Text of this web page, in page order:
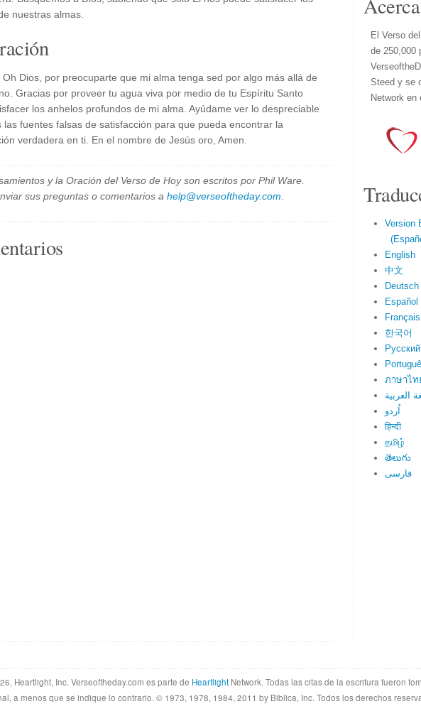
nuestras almas.
Oh Dios, por preocuparte que mi alma tenga sed por algo más allá de
Gracias por proveer tu agua viva por medio de tu Espíritu Santo
los anhelos profundos de mi alma. Ayúdame ver lo despreciable
las fuentes falsas de satisfacción para que pueda encontrar la
verdadera en ti. En el nombre de Jesús oro, Amen.
y la Oración del Verso de Hoy son escritos por Phil Ware.
sus preguntas o comentarios a help@verseoftheday.com
El Verso
de 250,000
Steed y se
Network en
Version
English
中文
Deutsch
Español
Français
한국어
Русский
ภาษาไท
العربية
اُردو
हिन्दी
தமிழ்
తెలుగు
فارسی
Heartlight, Inc. Verseoftheday.com es parte de Heartlight Network. Todas las citas de la escritura fueron
a menos que se indique lo contrario. © 1973, 1978, 1984, 2011 by Biblica, Inc. Todos los derechos